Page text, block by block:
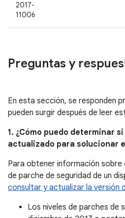
2017-
11006
Preguntas y
En esta sección, se responden
pueden surgir después de leer
1. ¿Cómo puedo determinar
actualizado para solucionar
Para obtener información sobre
de parche de seguridad de un
consultar y actualizar la versión
Los niveles de parches de